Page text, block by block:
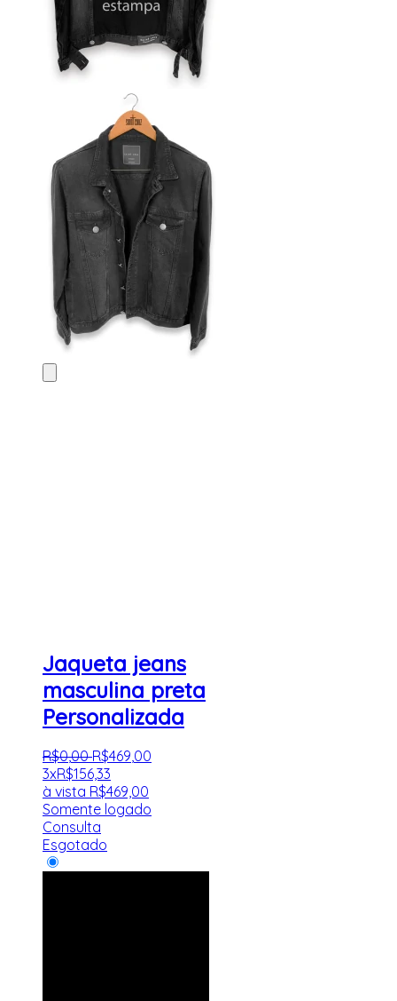
Jaqueta jeans
masculina preta
Personalizada
R$0,00 R$469,00
3xR$156,33
à vista R$469,00
Somente logado
Consulta
Esgotado